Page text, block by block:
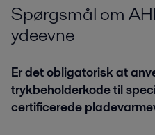
Spørgsmål om
ydeevne
Er det obligatorisk at
trykbeholderkode til
certificerede